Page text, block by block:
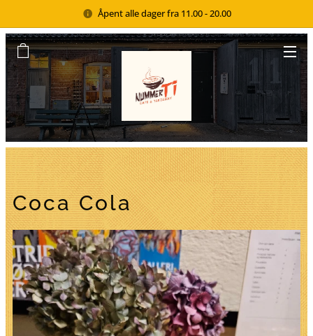
Åpent alle dager fra 11.00 - 20.00
Coca Cola